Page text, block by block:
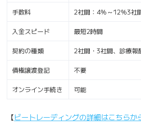
手数料 2社間：4％～12％3社
入金スピード 最短2時間
契約の種類 2社間・3社間、診療報
債権譲渡登記 不要
オンライン手続き 可能
【ビートレーディングの詳細はこちらか